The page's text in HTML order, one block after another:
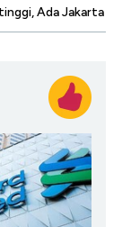
Ada Jakarta